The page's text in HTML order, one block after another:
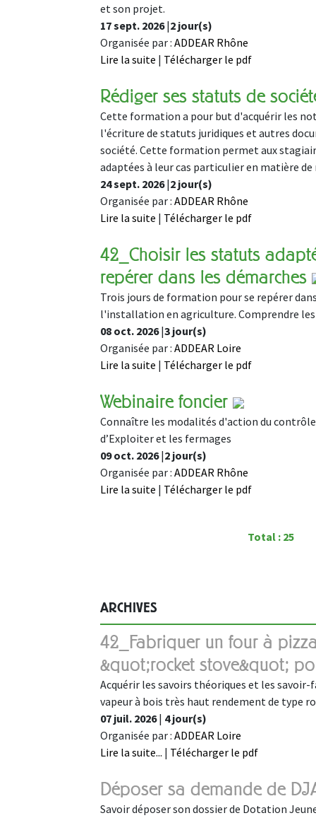
et son projet.
17 sept. 2026|2 jour(s)
Organisée par : ADDEAR Rhône
Lire la suite | Télécharger le pdf
Rédiger ses statuts de
Cette formation a pour but d'acquérir les
l'écriture de statuts juridiques et autres
société. Cette formation permet aux
adaptées à leur cas particulier en matière
24 sept. 2026|2 jour(s)
Organisée par : ADDEAR Rhône
Lire la suite | Télécharger le pdf
42_Choisir les statuts
repérer dans les démarches
Trois jours de formation pour se repérer
l'installation en agriculture. Comprendre
08 oct. 2026|3 jour(s)
Organisée par : ADDEAR Loire
Lire la suite | Télécharger le pdf
Webinaire foncier
Connaître les modalités d'action du
d’Exploiter et les fermages
09 oct. 2026|2 jour(s)
Organisée par : ADDEAR Rhône
Lire la suite | Télécharger le pdf
Total : 25
ARCHIVES
42_Fabriquer un four à
&quot;rocket stove&quot;
Acquérir les savoirs théoriques et les
vapeur à bois très haut rendement de type
07 juil. 2026| 4 jour(s)
Organisée par : ADDEAR Loire
Lire la suite... | Télécharger le pdf
Déposer sa demande de
Savoir déposer son dossier de Dotation